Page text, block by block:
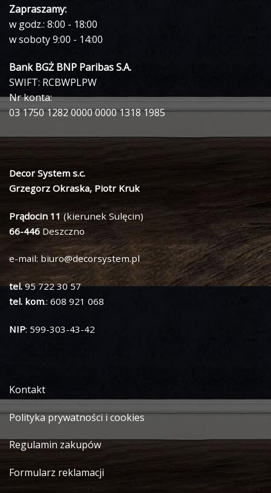
Zapraszamy:
w godz.: 8:00 - 18:00
w soboty 9:00 - 14:00
Bank BGŻ BNP Paribas S.A.
SWIFT: RCBWPLPW
Nr konta:
03 1750 1282 0000 0000 1318 1985
Decor System s.c.
Grzegorz Okraska, Piotr Kruk
Prądocin 11 (kierunek Sulęcin)
66-446 Deszczno
e-mail: biuro@decorsystem.pl
tel.95 722 30 57
tel. kom.: 608 921 068
NIP: 599-303-43-42
Kontakt
Polityka prywatności i cookies
Regulamin zakupów
Formularz reklamacji